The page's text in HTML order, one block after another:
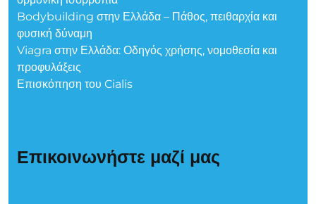
Bodybuilding στην Ελλάδα – Πάθος, πειθαρχία και
φυσική δύναμη
Viagra στην Ελλάδα: Οδηγός χρήσης, νομοθεσία και
προφυλάξεις
Επισκόπηση του Cialis
Επικοινωνήστε μαζί μας